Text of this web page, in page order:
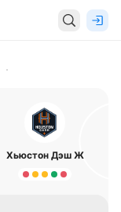
Хьюстон Дэш Ж